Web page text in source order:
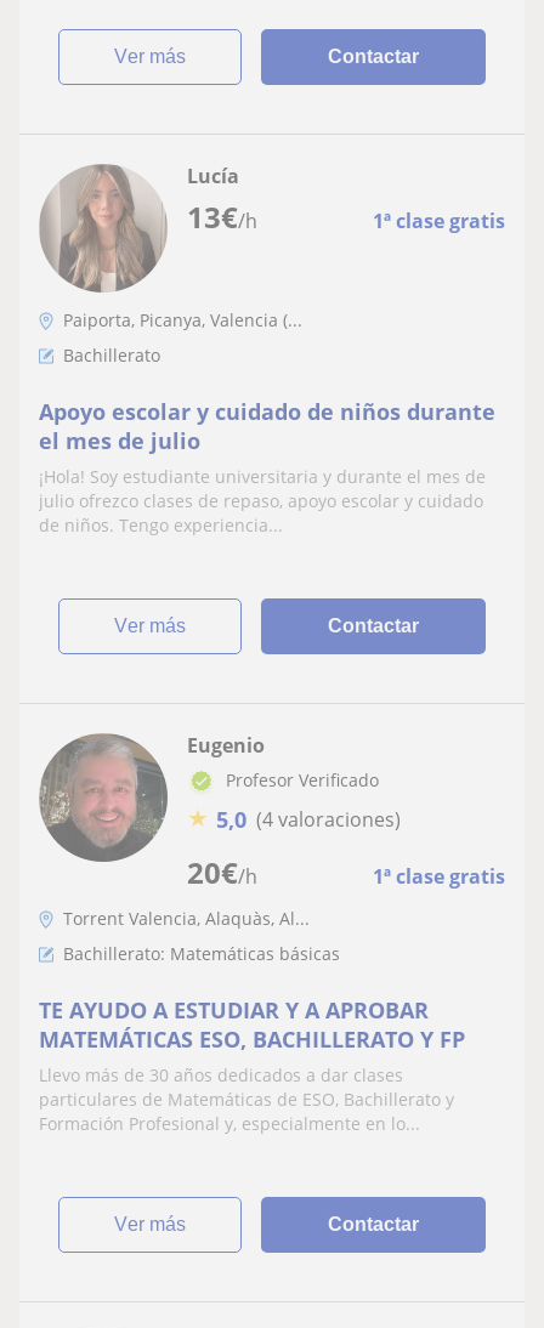
ver más Contactar
13€/h 1ª clase gratis
Lucía
Paiporta, Picanya, Valencia (...
Bachillerato
Apoyo escolar y cuidado de niños durante
el mes de julio
¡Hola! Soy estudiante universitaria y durante el mes de
julio ofrezco clases de repaso, apoyo escolar y cuidado
de niños. Tengo experiencia...
ver más Contactar
20€/h 1ª clase gratis
Eugenio
Profesor Verificado
★ 5,0 (4 valoraciones)
Torrent Valencia, Alaquàs, Al...
Bachillerato: Matemáticas básicas
TE AYUDO A ESTUDIAR Y A APROBAR
MATEMÁTICAS ESO, BACHILLERATO Y FP
Llevo más de 30 años dedicados a dar clases
particulares de Matemáticas de ESO, Bachillerato y
Formación Profesional y, especialmente en lo...
ver más Contactar